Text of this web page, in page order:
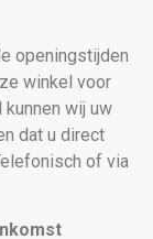
openingstijden
winkel voor
wij uw
dat u direct
of via